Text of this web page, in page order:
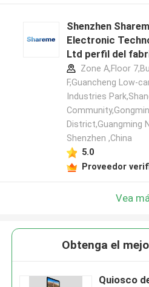
Shenzhen
Electronic
Ltd perfil del
Zone A,Floor
F,Guancheng Low-
Industries
District,Guangming
Shenzhen ,China
5.0
Proveedor
Vea
Obtenga el
Quiosco